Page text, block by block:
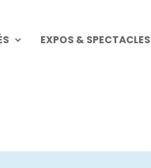
EXPOS & SPECTACLES